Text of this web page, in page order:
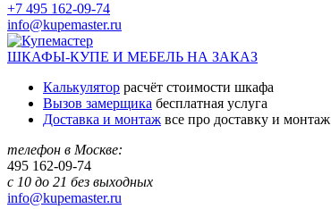
+7 495 162-09-74
info@kupemaster.ru
ШКАФЫ-КУПЕ И МЕБЕЛЬ НА ЗАКАЗ
Калькулятор расчёт стоимости шкафа
Вызов замерщика бесплатная услуга
Доставка и монтаж все про доставку и монтаж
телефон в Москве:
495 162-09-74
с 10 до 21 без выходных
info@kupemaster.ru